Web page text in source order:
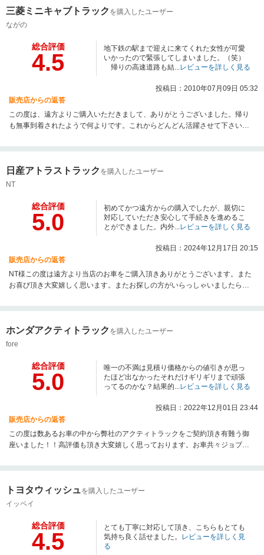
三菱ミニキャブトラック を購入したユーザー
ながの
総合評価
4.5
地下鉄の駅まで迎えに来てくれた女性が可愛
いかったので緊張してしまいました。（笑）
帰りの高速道路も結...レビューを詳しく見る
投稿日：2010年07月09日 05:32
販売店からの返答
この度は、遠方よりご購入いただきまして、ありがとうございました。帰り
も無事到着されたようで何よりです。これからどんどん活躍させて下さいね
致します。
日産アトラストラック を購入したユーザー
NT
総合評価
5.0
初めてかつ遠方からの購入でしたが、親切に
対応していただき安心して手続きを進めるこ
とができました。内外...レビューを詳しく見る
投稿日：2024年12月17日 20:15
販売店からの返答
NT様この度は遠方より当店のお車をご購入頂きありがとうございます。また
お喜び頂き大変嬉しく思います。またお探しの方がいらっしゃいましたら、
ホンダアクティトラック を購入したユーザー
fore
総合評価
5.0
唯一の不満は見積り価格からの値引きが思っ
たほど出なかったそれだけギリギリまで頑張
ってるのかな？結果的...レビューを詳しく見る
投稿日：2022年12月01日 23:44
販売店からの返答
この度は数あるお車の中から弊社のアクティトラックをご契約頂き有難う御
座いました！！高評価も頂き大変嬉しく思っております。お車共々ジョブカ
不明な事やお困りごとなど御座いましたらお気軽にご連絡下さい！ 今後とも
トヨタウィッシュを購入したユーザー
イッペイ
総合評価
4.5
とても丁寧に対応して頂き、こちらもとても
気持ち良く話せました。 レビューを詳しく見
る